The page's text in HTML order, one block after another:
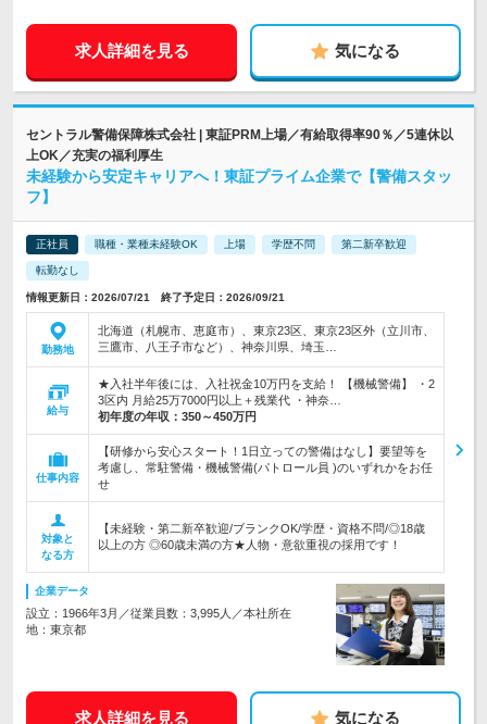
求人詳細を見る 気になる
セントラル警備保障株式会社 | 東証PRM上場／有給取得率90％／5連休以
上OK／充実の福利厚生
未経験から安定キャリアへ！東証プライム企業で【警備スタッ
フ】
正社員 職種・業種未経験OK 上場 学歴不問 第二新卒歓迎
転勤なし
情報更新日：2026/07/21 終了予定日：2026/09/21
勤務地
北海道（札幌市、恵庭市）、東京23区、東京23区外（立川市、
三鷹市、八王子市など）、神奈川県、埼玉…
給与
★入社半年後には、入社祝金10万円を支給！ 【機械警備】 ・2
3区内 月給25万7000円以上＋残業代 ・神奈…
初年度の年収： 350～450万円
仕事内容
【研修から安心スタート！1日立っての警備はなし】要望等を
考慮し、常駐警備・機械警備(パトロール員 )のいずれかをお任
せ
対象と
なる方
【未経験・第二新卒歓迎/ブランクOK/学歴・資格不問/◎18歳
以上の方 ◎60歳未満の方★人物・意欲重視の採用です！
企業データ
設立：1966年3月／従業員数：3,995人／本社所在
地：東京都
求人詳細を見る 気になる